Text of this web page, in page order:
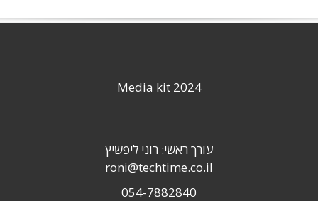
Media kit 2024
עורך ראשי: רוני ליפשיץ
roni@techtime.co.il
054-7882840